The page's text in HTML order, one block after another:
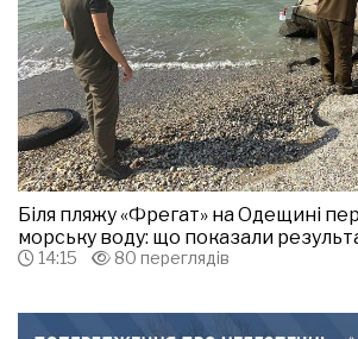
Біля пляжу «Фрегат» на Одещині
морську воду: що показали
14:15 80 переглядів